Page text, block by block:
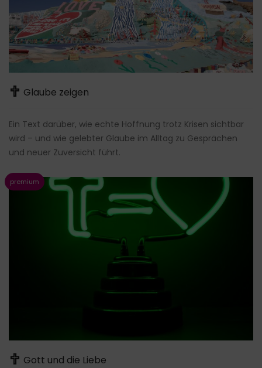
Glaube zeigen
Ein Text darüber, wie echte Hoffnung trotz Krisen sichtbar
wird – und wie gelebter Glaube im Alltag zu Gesprächen
und neuer Zuversicht führt.
Gott und die Liebe